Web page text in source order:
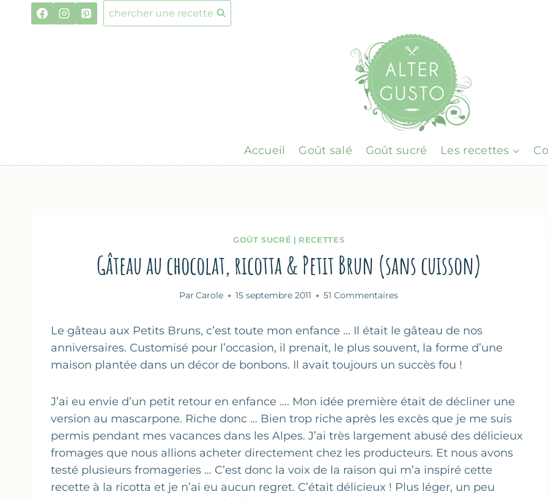
chercher une recette
Accueil Goût salé Goût sucré Les recettes
GOÛT SUCRÉ | RECETTES
Gâteau au chocolat, ricotta & Petit Brun (sans cuisson)
Par Carole 15 septembre 2011 51 Commentaires
Le gâteau aux Petits Bruns, c’est toute mon enfance … Il était le gâteau de nos
anniversaires. Customisé pour l’occasion, il prenait, le plus souvent, la forme d’une
maison plantée dans un décor de bonbons. Il avait toujours un succès fou !
J’ai eu envie d’un petit retour en enfance …. Mon idée première était de décliner une
version au mascarpone. Riche donc … Bien trop riche après les excès que je me suis
permis pendant mes vacances dans les Alpes. J’ai très largement abusé des délicieux
fromages que nous allions acheter directement chez les producteurs. Et nous avons
testé plusieurs fromageries … C’est donc la voix de la raison qui m’a inspiré cette
recette à la ricotta et je n’ai eu aucun regret. C’était délicieux ! Plus léger, un peu